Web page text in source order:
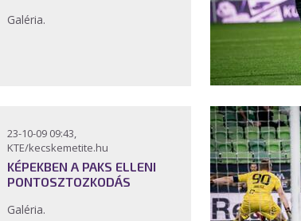
Galéria.
23-10-09 09:43,
KTE/kecskemetite.hu
KÉPEKBEN A PAKS ELLENI
PONTOSZTOZKODÁS
Galéria.